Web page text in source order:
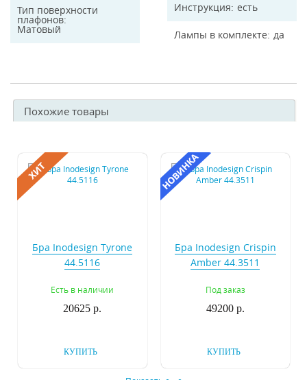
Тип поверхности
плафонов
Матовый
Инструкция есть
Лампы в комплекте да
Похожие товары
Бра Inodesign Tyrone
44.5116
Есть в наличии
20625 р.
КУПИТЬ
Бра Inodesign Crispin
Amber 44.3511
Под заказ
49200 р.
КУПИТЬ